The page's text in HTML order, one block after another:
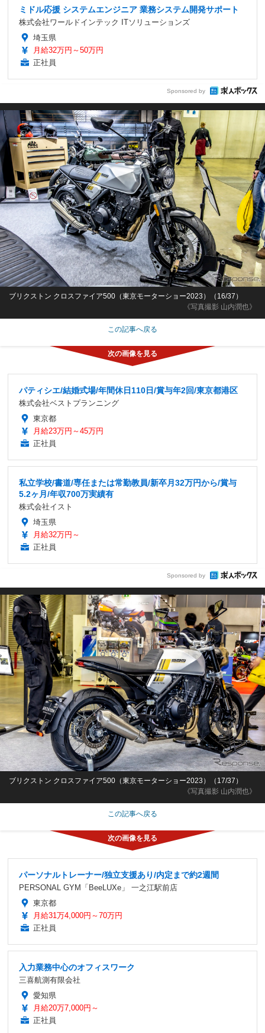
ミドル応援 システムエンジニア 業務システム開発サポート
株式会社ワールドインテック ITソリューションズ
埼玉県
月給32万円～50万円
正社員
Sponsored by
《写真撮影 山内潤也》
ブリクストン クロスファイア500（東京モーターショー2023）（16/37）
この記事へ戻る
パティシエ/結婚式場/年間休日110日/賞与年2回/東京都港区
株式会社ベストプランニング
東京都
月給23万円～45万円
正社員
私立学校/書道/専任または常勤教員/新卒月32万円から/賞与
5.2ヶ月/年収700万実績有
株式会社イスト
埼玉県
月給32万円～
正社員
Sponsored by
《写真撮影 山内潤也》
ブリクストン クロスファイア500（東京モーターショー2023）（17/37）
この記事へ戻る
パーソナルトレーナー/独立支援あり/内定まで約2週間
PERSONAL GYM「BeeLUXe」 一之江駅前店
東京都
月給31万4,000円～70万円
正社員
入力業務中心のオフィスワーク
三喜航測有限会社
愛知県
月給20万7,000円～
正社員